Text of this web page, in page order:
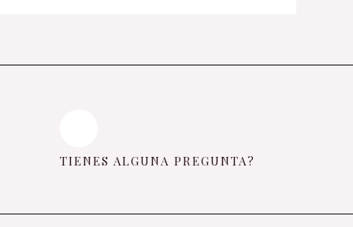
TIENES ALGUNA PREGUNTA?